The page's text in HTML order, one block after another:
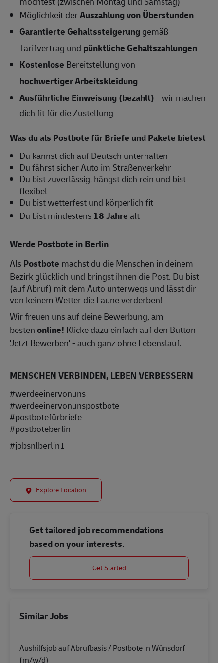
Möglichkeit derAuszahlung von Überstunden
Garantierte Gehaltssteigerunggemäß
Tarifvertrag und pünktliche Gehaltszahlungen
Kostenlose Bereitstellung von
hochwertiger Arbeitskleidung
Ausführliche Einweisung (bezahlt)- wir machen
dich fit für die Zustellung
Was du als Postbote für Briefe und Pakete bietest
Du kannst dich auf Deutsch unterhalten
Du fährst sicher Auto im Straßenverkehr
Du bist zuverlässig, hängst dich rein und bist
flexibel
Du bist wetterfest und körperlich fit
Du bist mindestens 18 Jahrealt
Werde Postbote in Berlin
AlsPostbote machst du die Menschen in deinem
Bezirk glücklich und bringst ihnen die Post. Du bist
(auf Abruf) mit dem Auto unterwegs und lässt dir
von keinem Wetter die Laune verderben!
Wir freuen uns auf deine Bewerbung, am
bestenonline! Klicke dazu einfach auf den Button
'Jetzt Bewerben' - auch ganz ohne Lebenslauf.
MENSCHEN VERBINDEN, LEBEN VERBESSERN
#werdeeinervonuns
#werdeeinervonunspostbote
#postbotefürbriefe
#postboteberlin
#jobsnlberlin1
Explore Location
Get tailored job recommendations
based on your interests.
Get Started
Similar Jobs
Aushilfsjob auf Abrufbasis / Postbote in Wünsdorf
(m/w/d)